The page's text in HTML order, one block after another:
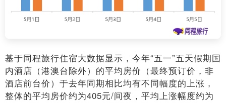
基于同程旅行住宿大数据显示，今年“五一”五天假期国
内酒店（港澳台除外）的平均房价（最终预订价，非
酒店前台价）于去年同期相比均有不同幅度的上涨，
整体的平均房价约为405元/间夜，平均上涨幅度约为